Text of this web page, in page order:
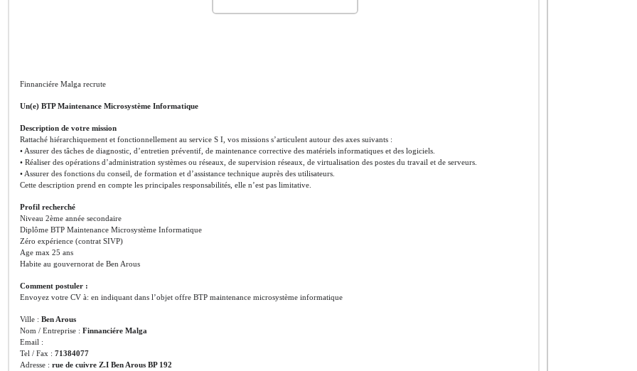
Finnanciére Malga recrute
Un(e) BTP Maintenance Microsystème Informatique
Description de votre mission
Rattaché hiérarchiquement et fonctionnellement au service S I, vos missions s’articulent autour des axes suivants :
• Assurer des tâches de diagnostic, d’entretien préventif, de maintenance corrective des matériels informatiques et des logiciels.
• Réaliser des opérations d’administration systèmes ou réseaux, de supervision réseaux, de virtualisation des postes du travail et de serveurs.
• Assurer des fonctions du conseil, de formation et d’assistance technique auprès des utilisateurs.
Cette description prend en compte les principales responsabilités, elle n’est pas limitative.
Profil recherché
Niveau 2ème année secondaire
Diplôme BTP Maintenance Microsystème Informatique
Zéro expérience (contrat SIVP)
Age max 25 ans
Habite au gouvernorat de Ben Arous
Comment postuler :
Envoyez votre CV à: en indiquant dans l’objet offre BTP maintenance microsystème informatique
Ville : Ben Arous
Nom / Entreprise : Finnanciére Malga
Email :
Tel / Fax : 71384077
Adresse : rue de cuivre Z.I Ben Arous BP 192